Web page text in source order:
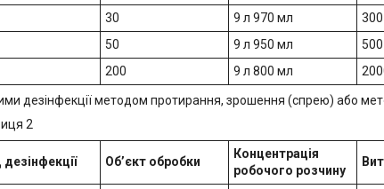
30 9 л 970 мл 300
50 9 л 950 мл 500
200 9 л 800 мл
дезінфекції методом протирання, зрошення (спрею) або
2
дезінфекції Об’єкт обробки
Концентрація
робочого розчину